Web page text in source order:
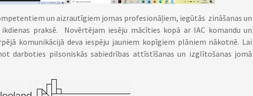
un aizrautīgiem jomas profesionāļiem, iegūtās zināšanas un
praksē. Novērtējam iesēju mācīties kopā ar IAC komandu un
komunikācijā deva iespēju jauniem kopīgiem plāniem nākotnē. Lai
darboties pilsoniskās sabiedrības attīstīšanas un izglītošanas jomā